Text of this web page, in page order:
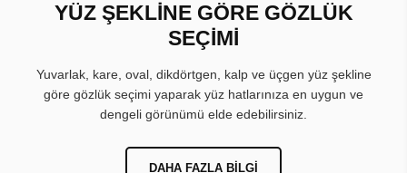
YÜZ ŞEKLİNE GÖRE GÖZLÜK
SEÇİMİ
Yuvarlak, kare, oval, dikdörtgen, kalp ve üçgen yüz şekline
göre gözlük seçimi yaparak yüz hatlarınıza en uygun ve
dengeli görünümü elde edebilirsiniz.
DAHA FAZLA BILGI